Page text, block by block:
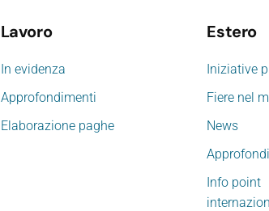
Lavoro
In evidenza
Approfondimenti
Elaborazione paghe
Estero
Iniziative
Fiere nel
News
Info point